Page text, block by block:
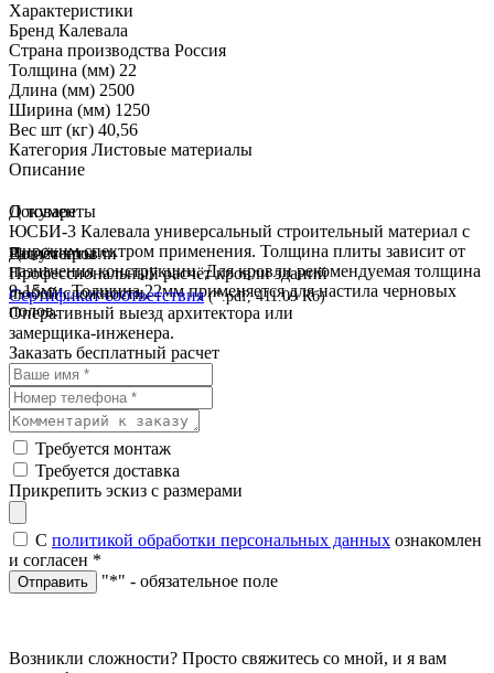
Характеристики
Бренд Калевала
Страна производства Россия
Толщина (мм) 22
Длина (мм) 2500
Ширина (мм) 1250
Вес шт (кг) 40,56
Категория Листовые материалы
Описание
О товаре
ЮСБИ-3 Калевала универсальный строительный материал с
широким спектром применения. Толщина плиты зависит от
назначения конструкции. Для кровли рекомендуемая толщина
9-15мм. Толщина 22мм применяется для настила черновых
полов.
Документы
Документы
Сертификат соответствия (*.pdf, 411.09 Кб)
Расчёт кровли
Профессиональный расчёт кровли зданий
любой сложности.
Оперативный выезд архитектора или
замерщика-инженера.
Заказать бесплатный расчет
Требуется монтаж
Требуется доставка
Прикрепить эскиз с размерами
С политикой обработки персональных данных ознакомлен
и согласен *
Отправить "*" - обязательное поле
Возникли сложности? Просто свяжитесь со мной, и я вам